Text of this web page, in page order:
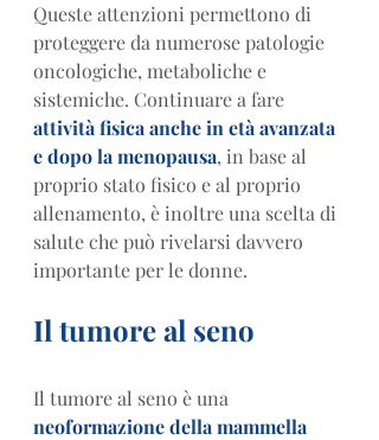
Queste attenzioni permettono di
proteggere da numerose patologie
oncologiche, metaboliche e
sistemiche. Continuare a fare
attività fisica anche in età avanzata
e dopo la menopausa, in base al
proprio stato fisico e al proprio
allenamento, è inoltre una scelta di
salute che può rivelarsi davvero
importante per le donne.
Il tumore al seno
Il tumore al seno è una
neoformazione della mammella